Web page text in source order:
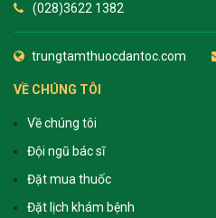
(028)3622 1382
trungtamthuocdantoc.com
VỀ CHÚNG TÔI
Về chúng tôi
Đội ngũ bác sĩ
Đặt mua thuốc
Đặt lịch khám bệnh